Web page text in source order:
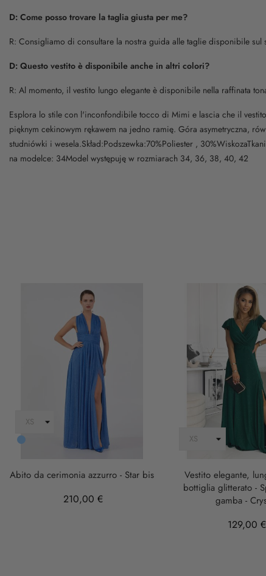
D: Come posso trovare la taglia giusta per me?
R: Consigliamo di consultare la nostra guida alle taglie disponibile
D: Questo vestito è disponibile anche in altri colori?
R: Al momento, il vestito lungo elegante è disponibile nella raffinata
Esplora lo stile con l'inconfondibile tocco di Mimi e lascia che il
pięknym cekinowym rękawem na jedno ramię. Góra asymetryczna,
studniówki i wesela.Skład:Podszewka:70%Poliester ,
na modelce: 34Model występuję w rozmiarach 34, 36, 38, 40, 42
AZZURRO
Abito da cerimonia azzurro - Star bis
210,00 €
Vestito elegante,
bottiglia glitterato -
gamba -
129,00 €